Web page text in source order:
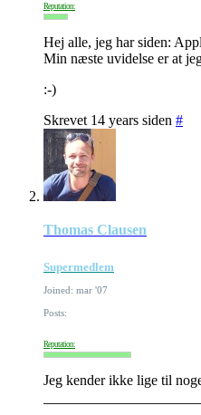
Reputation:
Hej alle, jeg har siden:
Min næste uvidelse er at
:-)
Skrevet 14 years siden #
Thomas Clausen
Supermedlem
Joined: mar '07
Posts:
Reputation:
Jeg kender ikke lige til